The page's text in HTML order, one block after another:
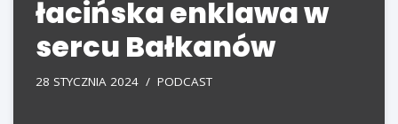
łacińska enklawa w
sercu Bałkanów
28 STYCZNIA 2024 PODCAST